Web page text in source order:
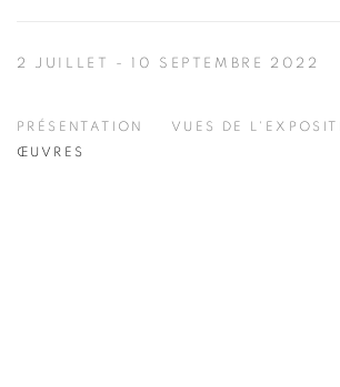
2 JUILLET - 10 SEPTEMBRE 2022
PRÉSENTATION
VUES DE
ŒUVRES